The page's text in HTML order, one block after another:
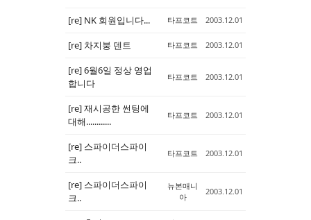
[re] NK 회원입니다...
타프코트 2003.12.01
[re] 차지붕 덴트 타프코트 2003.12.01
[re] 6월6일 정상 영업
합니다
타프코트 2003.12.01
[re] 재시공한 썬팅에
대해............
타프코트 2003.12.01
[re] 스파이더스파이
크..
타프코트 2003.12.01
[re] 스파이더스파이
크..
뉴본매니
아
2003.12.01